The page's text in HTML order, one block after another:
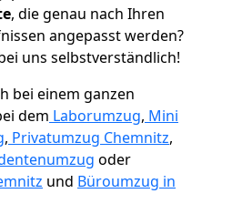
, die genau nach Ihren
angepasst werden?
uns selbstverständlich!
bei einem ganzen
dem Laborumzug, Mini
, Privatumzug Chemnitz,
oder
und Büroumzug in